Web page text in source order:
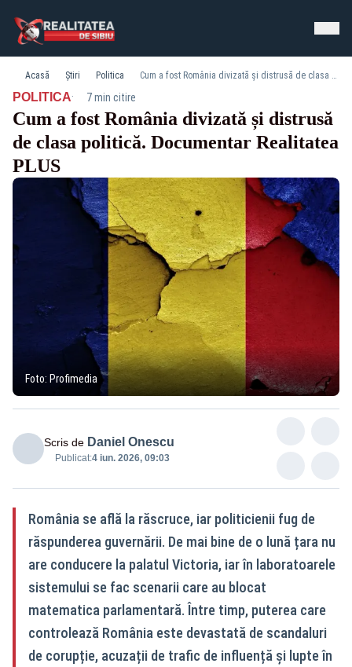
Acasă Știri Politica Cum a fost România divizată și distrusă de clasa politică. Documentar Realitatea PLUS
POLITICA· 7 min citire
Cum a fost România divizată și distrusă
de clasa politică. Documentar Realitatea
PLUS
Foto: Profimedia
Scris de Daniel Onescu
Publicat:4 iun. 2026, 09:03
România se află la răscruce, iar politicienii fug de
răspunderea guvernării. De mai bine de o lună țara nu
are conducere la palatul Victoria, iar în laboratoarele
sistemului se fac scenarii care au blocat
matematica parlamentară. Între timp, puterea care
controlează România este devastată de scandaluri
de corupție, acuzații de trafic de influență și lupte în